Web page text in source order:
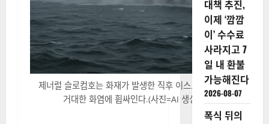
제너럴 슬로컴호는 화재가 발생한 직후 이스트 강 한복판에서
거대한 화염에 휩싸인다.(사진=AI 생성 이미지)
대책 추진,
이제 ‘깜깜
이’ 수수료
사라지고 7
일 내 환불
가능해진다
2026-08-07
폭식 뒤의